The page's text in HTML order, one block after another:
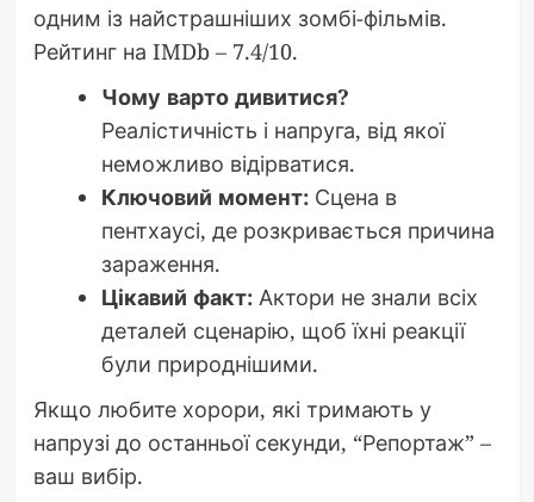
одним із найстрашніших зомбі-фільмів.
Рейтинг на IMDb – 7.4/10.
Чому варто дивитися?
Реалістичність і напруга, від якої
неможливо відірватися.
Ключовий момент:Сцена в
пентхаусі, де розкривається причина
зараження.
Цікавий факт:Актори не знали всіх
деталей сценарію, щоб їхні реакції
були природнішими.
Якщо любите хорори, які тримають у
напрузі до останньої секунди, “Репортаж” –
ваш вибір.